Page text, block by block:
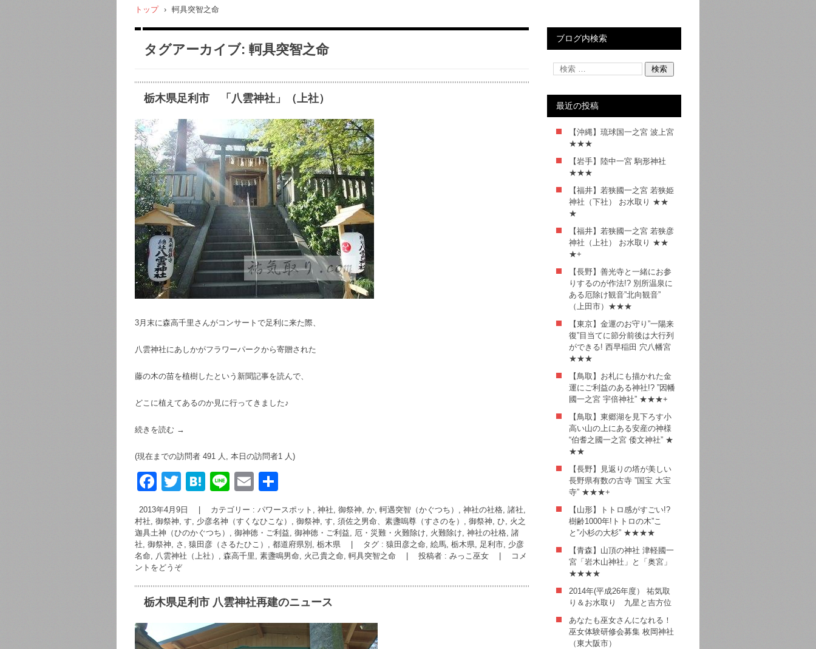
トップ › 軻具突智之命
タグアーカイブ: 軻具突智之命
栃木県足利市 「八雲神社」（上社）
3月末に森高千里さんがコンサートで足利に来た際、
八雲神社にあしかがフラワーパークから寄贈された
藤の木の苗を植樹したという新聞記事を読んで、
どこに植えてあるのか見に行ってきました♪
続きを読む →
(現在までの訪問者 491 人, 本日の訪問者1 人)
F
a
c
e
b
o
o
T
wi
tt
er
H
e
n
a
Li
n
e
E
m
ail
有
2013年4月9日 カテゴリー : パワースポット, 神社, 御祭神, か, 軻遇突智（かぐつち） , 神社の社格, 諸社,
村社, 御祭神, す, 少彦名神（すくなひこな） , 御祭神, す, 須佐之男命、素盞嗚尊（すさのを） , 御祭神, ひ, 火之
迦具土神（ひのかぐつち） , 御神徳・ご利益, 御神徳・ご利益, 厄・災難・火難除け, 火難除け, 神社の社格, 諸
社, 御祭神, さ, 猿田彦（さるたひこ） , 都道府県別, 栃木県 タグ : 猿田彦之命, 絵馬, 栃木県, 足利市, 少彦
名命, 八雲神社（上社） , 森高千里, 素盞鳴男命, 火己貴之命, 軻具突智之命 投稿者 : みっこ巫女
コメ
ントをどうぞ
栃木県足利市 八雲神社再建のニュース
ブログ内検索
最近の投稿
【沖縄】琉球国一之宮 波上宮
★★★
【岩手】陸中一宮 駒形神社
★★★
【福井】若狭國一之宮 若狭姫
神社（下社） お水取り ★★
★
【福井】若狭國一之宮 若狭彦
神社（上社） お水取り ★★
★+
【長野】善光寺と一緒にお参
りするのが作法!? 別所温泉に
ある厄除け観音”北向観音”
（上田市）★★★
【東京】金運のお守り”一陽来
復”目当てに節分前後は大行列
ができる! 西早稲田 穴八幡宮
★★★
【鳥取】お札にも描かれた金
運にご利益のある神社!? ”因幡
國一之宮 宇倍神社” ★★★+
【鳥取】東郷湖を見下ろす小
高い山の上にある安産の神様
“伯耆之國一之宮 倭文神社” ★
★★
【長野】見返りの塔が美しい
長野県有数の古寺 ”国宝 大宝
寺” ★★★+
【山形】トトロ感がすごい!?
樹齢1000年!トトロの木”こ
と”小杉の大杉” ★★★★
【青森】山頂の神社 津軽國一
宮「岩木山神社」と「奥宮」
★★★★
2014年(平成26年度） 祐気取
り＆お水取り 九星と吉方位
あなたも巫女さんになれる！
巫女体験研修会募集 枚岡神社
（東大阪市）